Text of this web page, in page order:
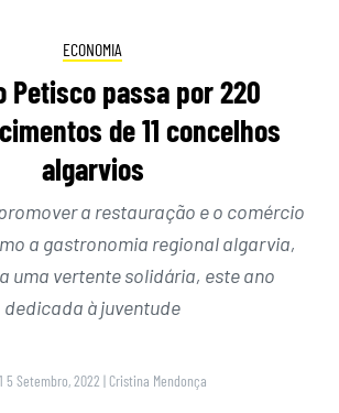
ECONOMIA
Petisco passa por 220
de 11 concelhos
algarvios
a restauração e o comércio
a gastronomia regional algarvia,
uma vertente solidária, este ano
dedicada à juventude
5 Setembro, 2022 | Cristina Mendonça